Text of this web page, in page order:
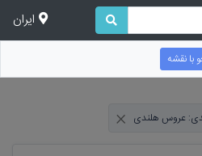
ایران
نقشه
× عروس هلندی